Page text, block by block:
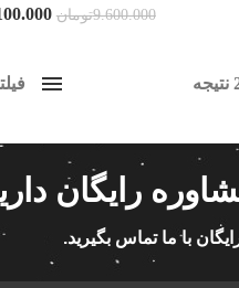
9.600.000تومان
فقط موجود در انبار
برچسب رایگان
با ما تماس بگیرید.